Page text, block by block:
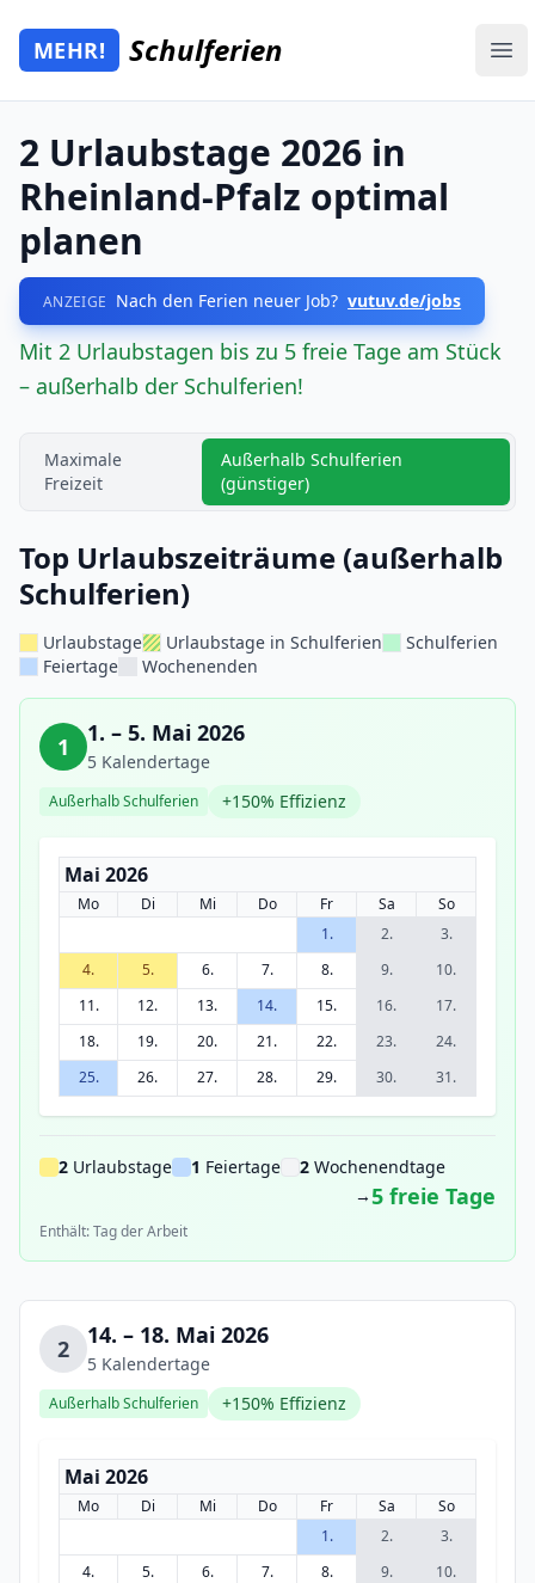
Zum Hauptinhalt springen
Mehr Schulferien
MEHR! Schulferien
2 Urlaubstage 2026 in
Rheinland-Pfalz optimal
planen
ANZEIGE Nach den Ferien neuer Job? vutuv.de/jobs
Mit 2 Urlaubstagen bis zu 5 freie Tage am Stück
– außerhalb der Schulferien!
Maximale
Freizeit
Außerhalb Schulferien
(günstiger)
Top Urlaubszeiträume (außerhalb
Schulferien)
Urlaubstage Urlaubstage in Schulferien
Schulferien
Feiertage
Wochenenden
1 1. – 5. Mai 2026
5 Kalendertage
Außerhalb Schulferien +150% Effizienz
Mai 2026
Mo Di Mi Do Fr Sa
So
1.
2.
3.
4.
5. 6. 7. 8. 9.
10.
11.
12. 13. 14. 15. 16.
17.
18.
19. 20. 21. 22. 23.
24.
25.
26. 27. 28. 29. 30. 31.
2 Urlaubstage 1 Feiertage 2 Wochenendtage
→5 freie Tage
Enthält: Tag der Arbeit
2 14. – 18. Mai 2026
5 Kalendertage
Außerhalb Schulferien +150% Effizienz
Mai 2026
Mo Di Mi Do Fr Sa
So
1.
2.
3.
4.
5. 6. 7. 8. 9.
10.